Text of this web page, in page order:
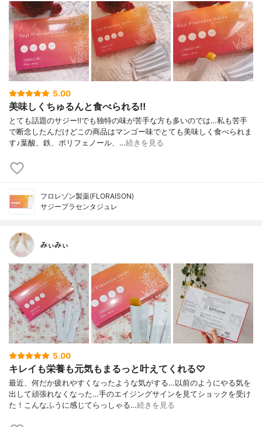
5.00
美味しくちゅるんと食べられる‼️
とても話題のサジー‼️でも独特の味が苦手な方も多いのでは…私も苦手
で断念したんだけどこの商品はマンゴー味でとても美味しく食べられま
す♪葉酸、鉄、ポリフェノール、…続きを見る
フロレゾン製薬(FLORAISON)
サジープラセンタジュレ
みぃみぃ
5.00
キレイも栄養も元気もまるっと叶えてくれる♡
最近、何だか疲れやすくなったような気がする…以前のようにやる気を
出して頑張れなくなった…手のエイジングサインを見てショックを受け
た！こんなふうに感じてらっしゃる…続きを見る